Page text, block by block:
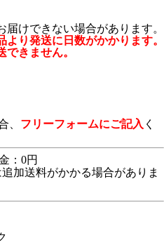
けできない場合があります。
より発送に日数がかかります。
できません。
、 フリーフォームにご記入 く
：0円
加送料がかかる場合がありま